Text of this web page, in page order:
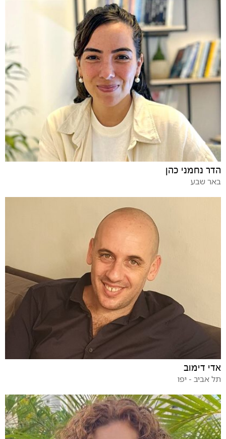
הדר נחמני כהן
באר שבע
אדי דימוב
תל אביב - יפו